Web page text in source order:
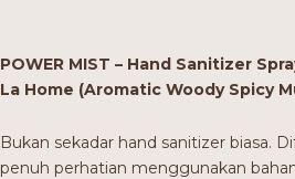
POWER MIST – Hand Sanitizer
La Home (Aromatic Woody Spicy
Bukan sekadar hand sanitizer biasa.
penuh perhatian menggunakan